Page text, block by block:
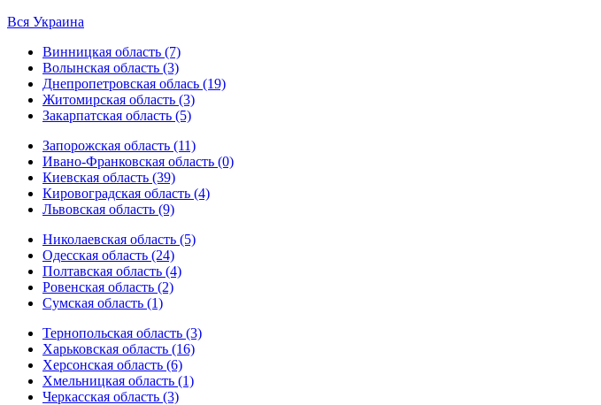
Вся Украина
Винницкая область (7)
Волынская область (3)
Днепропетровская облась (19)
Житомирская область (3)
Закарпатская область (5)
Запорожская область (11)
Ивано-Франковская область (0)
Киевская область (39)
Кировоградская область (4)
Львовская область (9)
Николаевская область (5)
Одесская область (24)
Полтавская область (4)
Ровенская область (2)
Сумская область (1)
Тернопольская область (3)
Харьковская область (16)
Херсонская область (6)
Хмельницкая область (1)
Черкасская область (3)